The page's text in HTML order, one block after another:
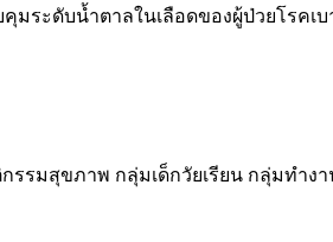
มระดับน้ำตาลในเลือดของผู้ป่วยโรค
รมสุขภาพ กลุ่มเด็กวัยเรียน กลุ่มทำง